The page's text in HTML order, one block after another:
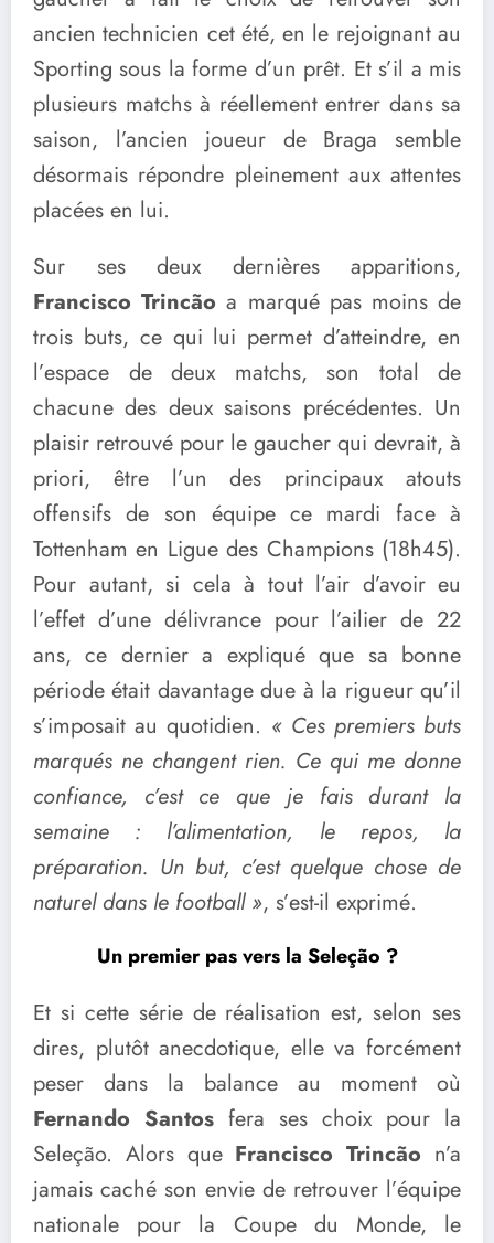
ancien technicien cet été, en le rejoignant au
Sporting sous la forme d’un prêt. Et s’il a mis
plusieurs matchs à réellement entrer dans sa
saison, l’ancien joueur de Braga semble
désormais répondre pleinement aux attentes
placées en lui.
Sur ses deux dernières apparitions,
Francisco Trincão a marqué pas moins de
trois buts, ce qui lui permet d’atteindre, en
l’espace de deux matchs, son total de
chacune des deux saisons précédentes. Un
plaisir retrouvé pour le gaucher qui devrait, à
priori, être l’un des principaux atouts
offensifs de son équipe ce mardi face à
Tottenham en Ligue des Champions (18h45).
Pour autant, si cela à tout l’air d’avoir eu
l’effet d’une délivrance pour l’ailier de 22
ans, ce dernier a expliqué que sa bonne
période était davantage due à la rigueur qu’il
s’imposait au quotidien. « Ces premiers buts
marqués ne changent rien. Ce qui me donne
confiance, c’est ce que je fais durant la
semaine : l’alimentation, le repos, la
préparation. Un but, c’est quelque chose de
naturel dans le football », s’est-il exprimé.
Un premier pas vers la Seleção ?
Et si cette série de réalisation est, selon ses
dires, plutôt anecdotique, elle va forcément
peser dans la balance au moment où
Fernando Santos fera ses choix pour la
Seleção. Alors que Francisco Trincão n’a
jamais caché son envie de retrouver l’équipe
nationale pour la Coupe du Monde, le